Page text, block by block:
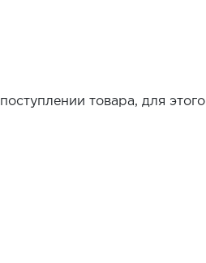
товара, для этого